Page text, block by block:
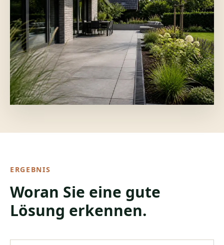
ERGEBNIS
Woran Sie eine gute
Lösung erkennen.